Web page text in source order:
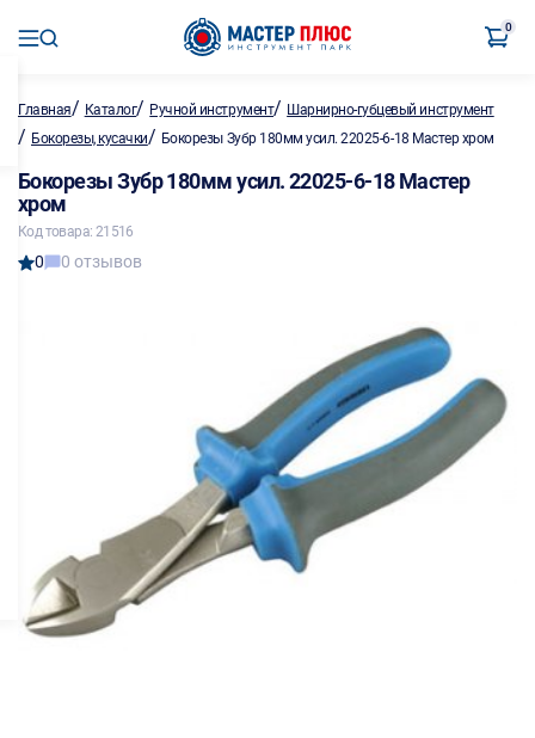
0
Главная/ Каталог/ Ручной инструмент/ Шарнирно-губцевый инструмент
/ Бокорезы, кусачки/ Бокорезы Зубр 180мм усил. 22025-6-18 Мастер хром
Бокорезы Зубр 180мм усил. 22025-6-18 Мастер
хром
Код товара: 21516
0 0 отзывов